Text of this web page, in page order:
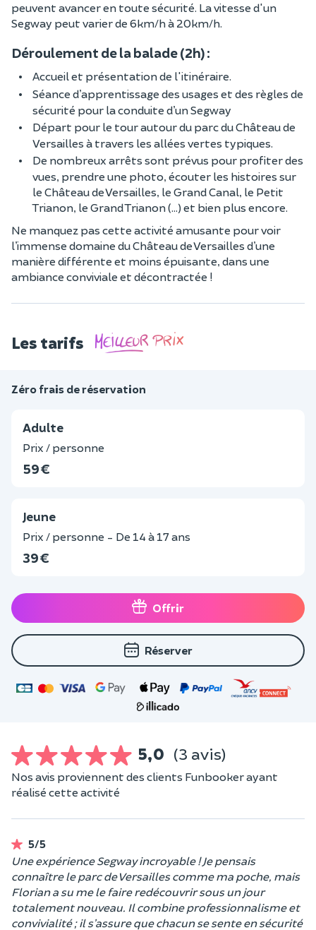
peuvent avancer en toute sécurité. La vitesse d'un
Segway peut varier de 6km/h à 20km/h.
Déroulement de la balade (2h) :
Accueil et présentation de l'itinéraire.
Séance d’apprentissage des usages et des règles de
sécurité pour la conduite d’un Segway
Départ pour le tour autour du parc du Château de
Versailles à travers les allées vertes typiques.
De nombreux arrêts sont prévus pour profiter des
vues, prendre une photo, écouter les histoires sur
le Château de Versailles, le Grand Canal, le Petit
Trianon, le Grand Trianon (…) et bien plus encore.
Ne manquez pas cette activité amusante pour voir
l’immense domaine du Château de Versailles d’une
manière différente et moins épuisante, dans une
ambiance conviviale et décontractée !
Les tarifs
Zéro frais de réservation
Adulte
Prix / personne
59 €
Jeune
Prix / personne - De 14 à 17 ans
39 €
Offrir
Réserver
5,0 (3 avis)
Nos avis proviennent des clients Funbooker ayant
réalisé cette activité
5/5
Une expérience Segway incroyable ! Je pensais
connaître le parc de Versailles comme ma poche, mais
Florian a su me le faire redécouvrir sous un jour
totalement nouveau. Il combine professionnalisme et
convivialité ; il s’assure que chacun se sente en sécurité